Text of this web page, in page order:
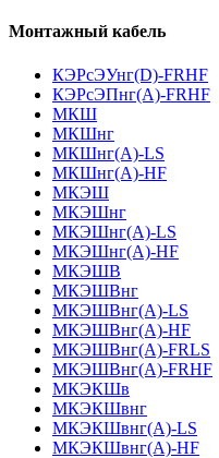
Монтажный кабель
КЭРсЭУнг(D)-FRHF
КЭРсЭПнг(А)-FRHF
МКШ
МКШнг
МКШнг(А)-LS
МКШнг(А)-HF
МКЭШ
МКЭШнг
МКЭШнг(А)-LS
МКЭШнг(А)-HF
МКЭШВ
МКЭШВнг
МКЭШВнг(А)-LS
МКЭШВнг(А)-HF
МКЭШВнг(А)-FRLS
МКЭШВнг(А)-FRHF
МКЭКШв
МКЭКШвнг
МКЭКШвнг(А)-LS
МКЭКШвнг(A)-HF